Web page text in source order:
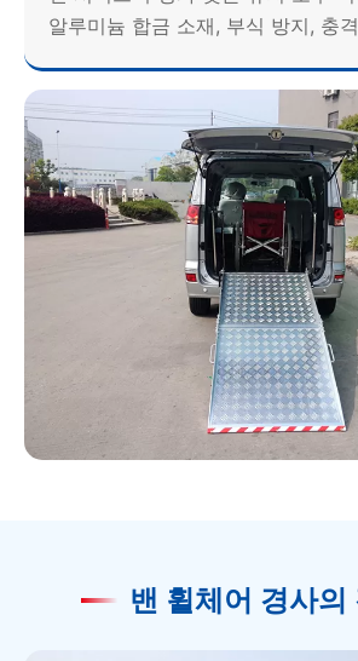
알루미늄 합금 소재, 부식 방지, 충
밴 휠체어 경사의